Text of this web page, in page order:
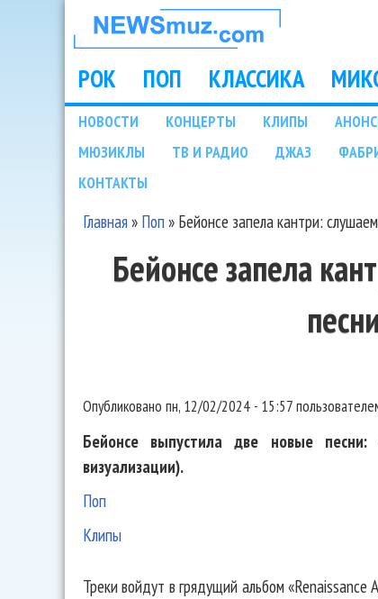
НОВОСТИ
МУЗЫКИ И
ШОУ БИЗНЕСА
NEWSMUZ.COM
Main menu
РОК ПОП КЛАССИКА
Подразделы
НОВОСТИ КОНЦЕРТЫ КЛИПЫ
МЮЗИКЛЫ
ТВ И РАДИО ДЖАЗ
КОНТАКТЫ
Главная» Поп» Бейонсе запела кантри:
Бейонсе запела
Опубликовано пн, 12/02/2024 - 15:57
Бейонсе выпустила две новые песни:
визуализации).
Поп
Клипы
Треки войдут в грядущий альбом «Renaissance